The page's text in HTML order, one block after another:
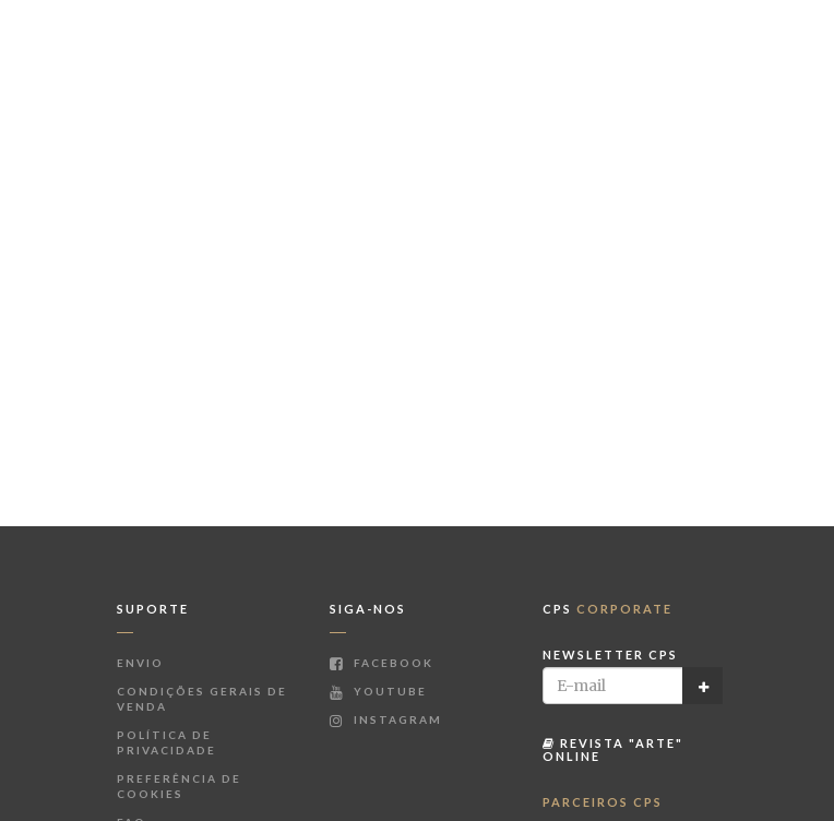
SUPORTE
ENVIO
CONDIÇÕES GERAIS DE
VENDA
POLÍTICA DE
PRIVACIDADE
PREFERÊNCIA DE
COOKIES
SIGA-NOS
FACEBOOK
YOUTUBE
INSTAGRAM
CPS CORPORATE
NEWSLETTER CPS
REVISTA "ARTE"
ONLINE
PARCEIROS CPS